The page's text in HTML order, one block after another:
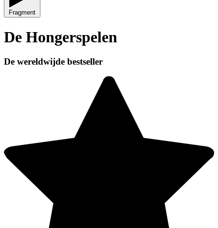
Fragment
De Hongerspelen
De wereldwijde bestseller